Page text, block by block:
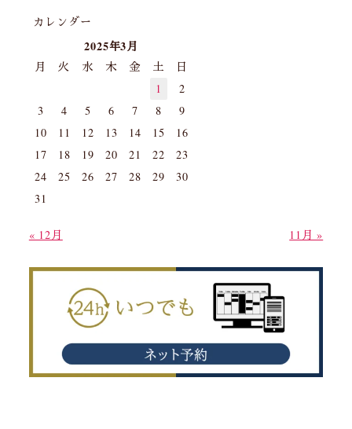
カレンダー
2025年3月
月 火 水 木 金 土
日
1
2
3
4 5 6 7 8
9
10
11 12 13 14 15
16
17
18 19 20 21 22
23
24
25 26 27 28 29
30
31
« 12月 11月 »